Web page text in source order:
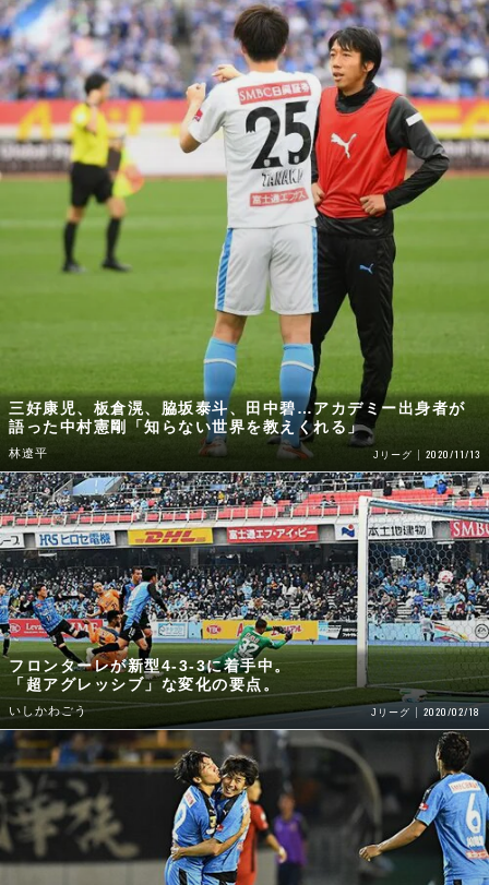
三好康児、板倉滉、脇坂泰斗、田中碧…アカデミー出身者が
語った中村憲剛「知らない世界を教えくれる」
林遼平 Jリーグ 2020/11/13
フロンターレが新型4-3-3に着手中。
「超アグレッシブ」な変化の要点。
いしかわごう Jリーグ 2020/02/18